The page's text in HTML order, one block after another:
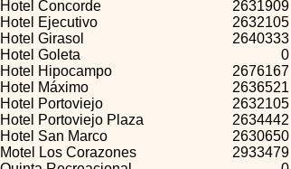
Hotel Concorde
Hotel Ejecutivo
Hotel Girasol
Hotel Goleta
Hotel Hipocampo
Hotel Máximo
Hotel Portoviejo
Hotel Portoviejo Plaza
Hotel San Marco
Motel Los Corazones
2631909
2632105
2640333
0
2676167
2636521
2632105
2634442
2630650
2933479